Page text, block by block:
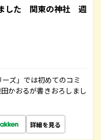
した 関東の神社 週
ズ」では初めてのコミ
かおるが書きおろしまし
詳細を見る